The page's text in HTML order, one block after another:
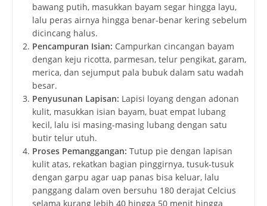
bawang putih, masukkan bayam segar hingga layu,
lalu peras airnya hingga benar-benar kering sebelum
dicincang halus.
Pencampuran Isian: Campurkan cincangan bayam
dengan keju ricotta, parmesan, telur pengikat, garam,
merica, dan sejumput pala bubuk dalam satu wadah
besar.
Penyusunan Lapisan: Lapisi loyang dengan adonan
kulit, masukkan isian bayam, buat empat lubang
kecil, lalu isi masing-masing lubang dengan satu
butir telur utuh.
Proses Pemanggangan: Tutup pie dengan lapisan
kulit atas, rekatkan bagian pinggirnya, tusuk-tusuk
dengan garpu agar uap panas bisa keluar, lalu
panggang dalam oven bersuhu 180 derajat Celcius
selama kurang lebih 40 hingga 50 menit hingga